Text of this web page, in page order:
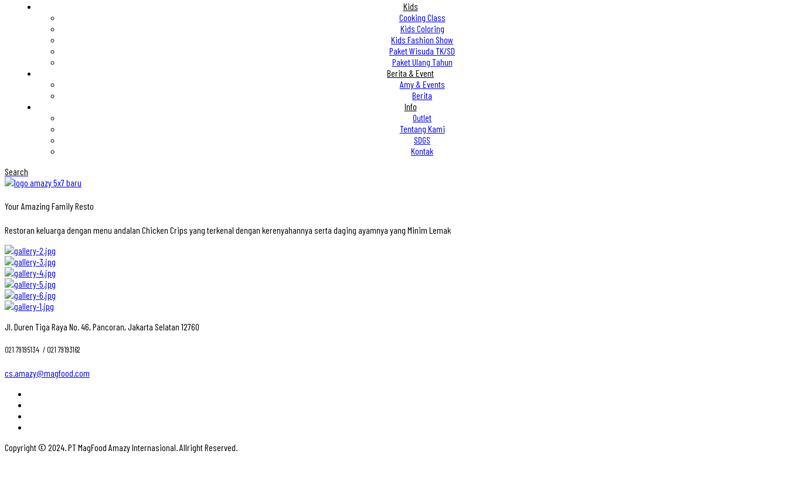
Kids
Cooking Class
Kids Coloring
Kids Fashion Show
Paket Wisuda TK/SD
Paket Ulang Tahun
Berita & Event
Amy & Events
Berita
Info
Outlet
Tentang Kami
SDGS
Kontak
Search
Your Amazing Family Resto
Restoran keluarga dengan menu andalan Chicken Crips yang terkenal dengan kerenyahannya serta daging ayamnya yang Minim Lemak
Jl. Duren Tiga Raya No. 46, Pancoran, Jakarta Selatan 12760
021 79195134 ‎ / 021 79193162
cs.amazy@magfood.com
Copyright © 2024. PT MagFood Amazy Internasional. Allright Reserved.